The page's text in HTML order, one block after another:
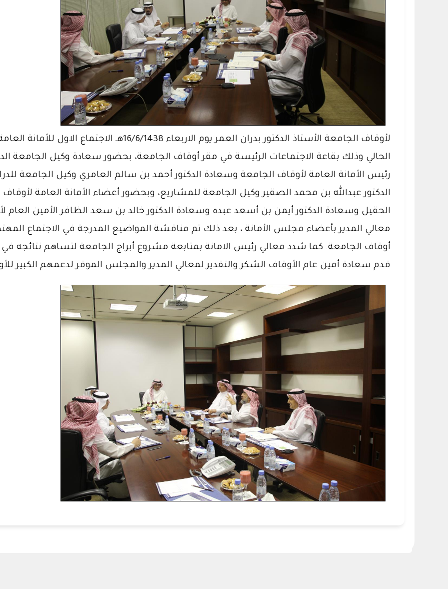
لأوقاف الجامعة الأستاذ الدكتور بدران العمر يوم الاربعاء
الحالي وذلك بقاعة الاجتماعات الرئيسة في مقر أوقاف الجامعة، بحضور سعادة وكيل الجامعة
رئيس الأمانة العامة لأوقاف الجامعة وسعادة الدكتور أحمد بن سالم العامري وكيل الجامعة
الدكتور عبدالله بن محمد الصقير وكيل الجامعة للمشاريع، وبحضور أعضاء الأمانة العامة
الحقيل وسعادة الدكتور أيمن بن أسعد عبده وسعادة الدكتور خالد بن سعد الظافر الأمين العام
معالي المدير بأعضاء مجلس الأمانة ، بعد ذلك تم مناقشة المواضيع المدرجة في الاجتماع
أوقاف الجامعة. كما شدد معالي رئيس الامانة بمتابعة مشروع أبراج الجامعة لتساهم نتائجه في
قدم سعادة أمين عام الأوقاف الشكر والتقدير لمعالي المدير والمجلس الموقر لدعمهم الكبير